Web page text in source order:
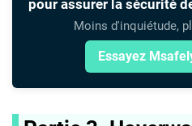
pour assurer la sécurité
Moins d'inquiétude,
Essayez